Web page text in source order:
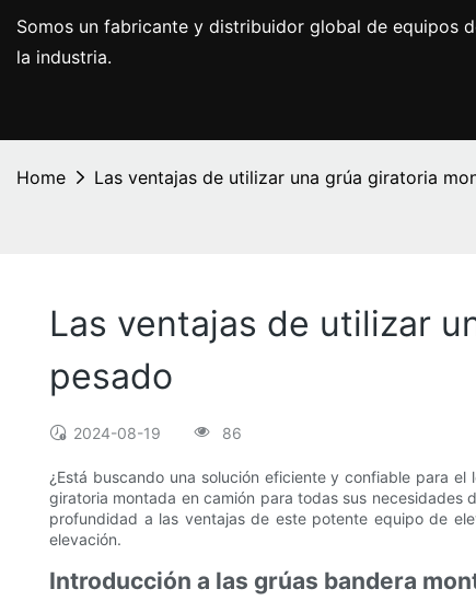
Somos un fabricante y distribuidor global de equipos
la industria.
Home Las ventajas de utilizar una grúa giratoria
Las ventajas de utilizar
pesado
2024-08-19 86
¿Está buscando una solución eficiente y confiable para
giratoria montada en camión para todas sus necesidades
profundidad a las ventajas de este potente equipo de
elevación.
Introducción a las grúas bandera